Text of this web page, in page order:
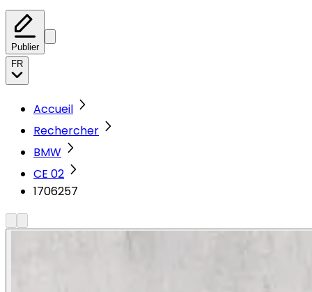
Publier
FR
Accueil
Rechercher
BMW
CE 02
1706257